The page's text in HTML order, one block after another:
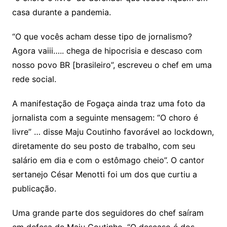
casa durante a pandemia.
“O que vocês acham desse tipo de jornalismo?
Agora vaiii….. chega de hipocrisia e descaso com
nosso povo BR [brasileiro”, escreveu o chef em uma
rede social.
A manifestação de Fogaça ainda traz uma foto da
jornalista com a seguinte mensagem: “O choro é
livre” … disse Maju Coutinho favorável ao lockdown,
diretamente do seu posto de trabalho, com seu
salário em dia e com o estômago cheio”. O cantor
sertanejo César Menotti foi um dos que curtiu a
publicação.
Uma grande parte dos seguidores do chef saíram